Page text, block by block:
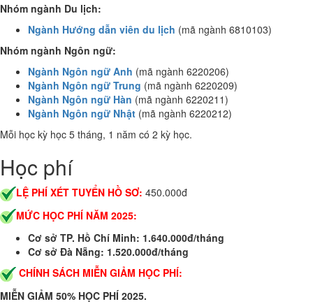
Nhóm ngành Du lịch:
Ngành Hướng dẫn viên du lịch (mã ngành 6810103)
Nhóm ngành Ngôn ngữ:
Ngành Ngôn ngữ Anh (mã ngành 6220206)
Ngành Ngôn ngữ Trung (mã ngành 6220209)
Ngành Ngôn ngữ Hàn (mã ngành 6220211)
Ngành Ngôn ngữ Nhật (mã ngành 6220212)
Mỗi học kỳ học 5 tháng, 1 năm có 2 kỳ học.
Học phí
LỆ PHÍ XÉT TUYỂN HỒ SƠ: 450.000đ
MỨC HỌC PHÍ NĂM 2025:
Cơ sở TP. Hồ Chí Minh: 1.640.000đ/tháng
Cơ sở Đà Nẵng: 1.520.000đ/tháng
CHÍNH SÁCH MIỄN GIẢM HỌC PHÍ:
MIỄN GIẢM 50% HỌC PHÍ 2025.